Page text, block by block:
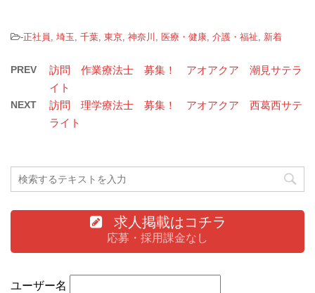
-正社員 , 埼玉, 千葉, 東京, 神奈川 , 医療・健康, 介護・福祉, 新着
PREV
訪問 作業療法士 募集！ アオアクア 潮見サテラ
イト
NEXT
訪問 理学療法士 募集！ アオアクア 西葛西サテ
ライト
求人掲載はコチラ
応募・採用課金なし
ユーザー名